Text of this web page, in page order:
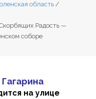
область /
Радость —
соборе
на улице